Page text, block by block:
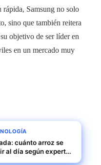
rápida, Samsung no solo
sino que también reitera
objetivo de ser líder en
en un mercado muy
cuánto arroz se
al día según expertos